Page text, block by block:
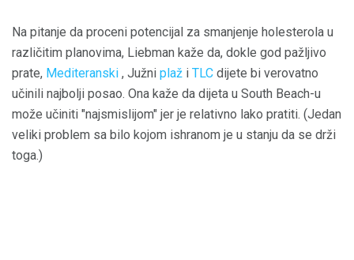
Na pitanje da proceni potencijal za smanjenje holesterola u
različitim planovima, Liebman kaže da, dokle god pažljivo
prate, Mediteranski , Južni plaž i TLC dijete bi verovatno
učinili najbolji posao. Ona kaže da dijeta u South Beach-u
može učiniti "najsmislijom" jer je relativno lako pratiti. (Jedan
veliki problem sa bilo kojom ishranom je u stanju da se drži
toga.)